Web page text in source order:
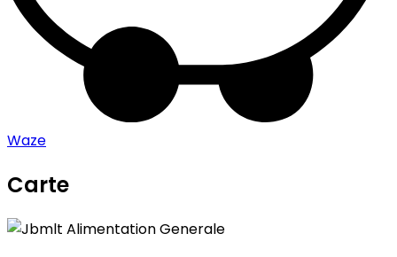
Waze
Carte
Jbmlt Alimentation Generale
+